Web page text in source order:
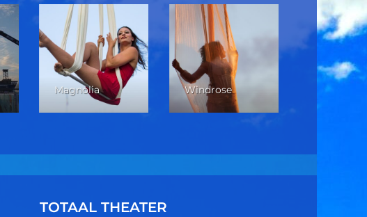
Magnolia Windrose
Verticale
Dans
TOTAAL THEATER